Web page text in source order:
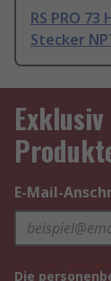
RS PRO
Stecker
E-Mail-
Die